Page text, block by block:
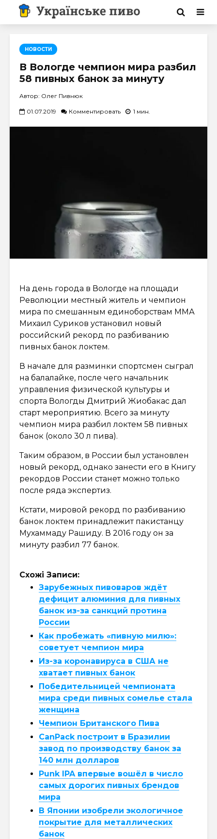
НОВОСТИ
В Вологде чемпион мира разбил
58 пивных банок за минуту
Автор: Олег Пивнюк
01.07.2019 Комментировать 1 мин.
На день города в Вологде на площади
Революции местный житель и чемпион
мира по смешанным единоборствам ММА
Михаил Суриков установил новый
российский рекорд по разбиванию
пивных банок локтем.
В начале для разминки спортсмен сыграл
на балалайке, после чего начальник
управления физической культуры и
спорта Вологды Дмитрий Жиобакас дал
старт мероприятию. Всего за минуту
чемпион мира разбил локтем 58 пивных
банок (около 30 л пива).
Таким образом, в России был установлен
новый рекорд, однако занести его в Книгу
рекордов России станет можно только
после ряда экспертиз.
Кстати, мировой рекорд по разбиванию
банок локтем принадлежит пакистанцу
Мухаммаду Рашиду. В 2016 году он за
минуту разбил 77 банок.
Схожі Записи:
Зарубежных пивоваров ждёт
дефицит алюминия для пивных
банок из-за санкций протина
России
Как пробежать «пивную милю»:
советует чемпион мира
Из-за коронавируса в США не
хватает пивных банок
Победительницей чемпионата
мира среди пивных сомелье стала
женщина
Чемпион Британского Пива
CanPack построит в Бразилии
завод по производству банок за
140 млн долларов
Punk IPA впервые вошёл в число
самых дорогих пивных брендов
мира
В Японии изобрели экологичное
покрытие для металлических
банок